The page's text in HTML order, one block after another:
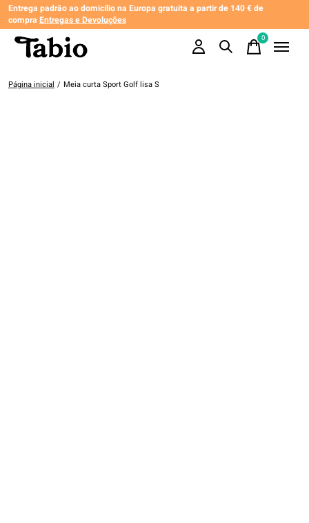
Entrega padrão ao domicílio na Europa gratuita a partir de 140 € de
compra Entregas e Devoluções
0items
Página inicial / Meia curta Sport Golf lisa S